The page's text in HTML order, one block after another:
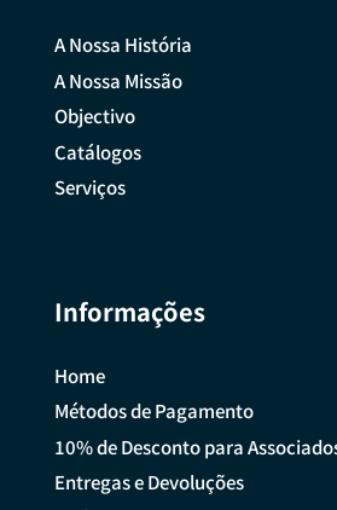
A Nossa História
A Nossa Missão
Objectivo
Catálogos
Serviços
Informações
Home
Métodos de Pagamento
10% de Desconto para
Entregas e Devoluções